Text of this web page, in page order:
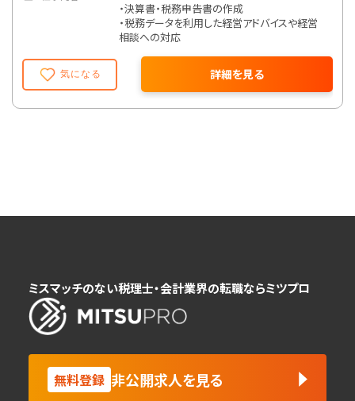
気になる 詳細を見る
・決算書・税務申告書の作成
・税務データを利用した経営アドバイスや経営
相談への対応
ミスマッチのない税理士・会計業界の転職ならミツプロ
無料登録 非公開求人を見る